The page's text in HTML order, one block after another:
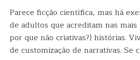
Parece ficção científica, mas há
de adultos que acreditam nas
por que não criativas?) histórias.
de customização de narrativas. Se